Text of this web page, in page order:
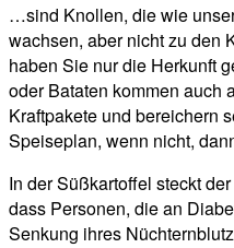
…sind Knollen, die wie
wachsen, aber nicht zu den
haben Sie nur die Herkunft
oder Bataten kommen auch
Kraftpakete und bereichern
Speiseplan, wenn nicht,
In der Süßkartoffel steckt
dass Personen, die an
Senkung ihres